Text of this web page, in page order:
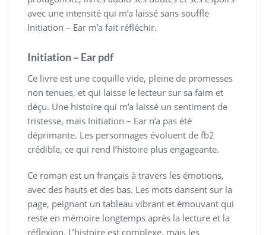
avec une intensité qui m’a laissé sans souffle
Initiation – Ear m’a fait réfléchir.
Initiation – Ear pdf
Ce livre est une coquille vide, pleine de promesses
non tenues, et qui laisse le lecteur sur sa faim et
déçu. Une histoire qui m’a laissé un sentiment de
tristesse, mais Initiation – Ear n’a pas été
déprimante. Les personnages évoluent de fb2
crédible, ce qui rend l’histoire plus engageante.
Ce roman est un français à travers les émotions,
avec des hauts et des bas. Les mots dansent sur la
page, peignant un tableau vibrant et émouvant qui
reste en mémoire longtemps après la lecture et la
réflexion. L’histoire est complexe, mais les